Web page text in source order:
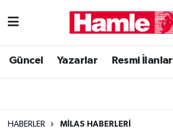
Güncel Yazarlar Resmi İlanlar
HABERLER MILAS HABERLERI
Güncel
Muğla Nöbetçi Eczaneler